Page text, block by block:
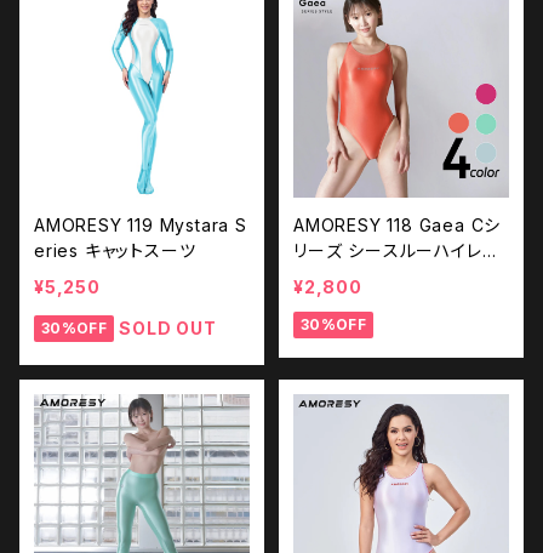
AMORESY 119 Mystara S
eries キャットスーツ
¥5,250
30%OFF SOLD OUT
AMORESY 118 Gaea Cシ
リーズ シースルーハイレグ
バックレス 水着
¥2,800
30%OFF